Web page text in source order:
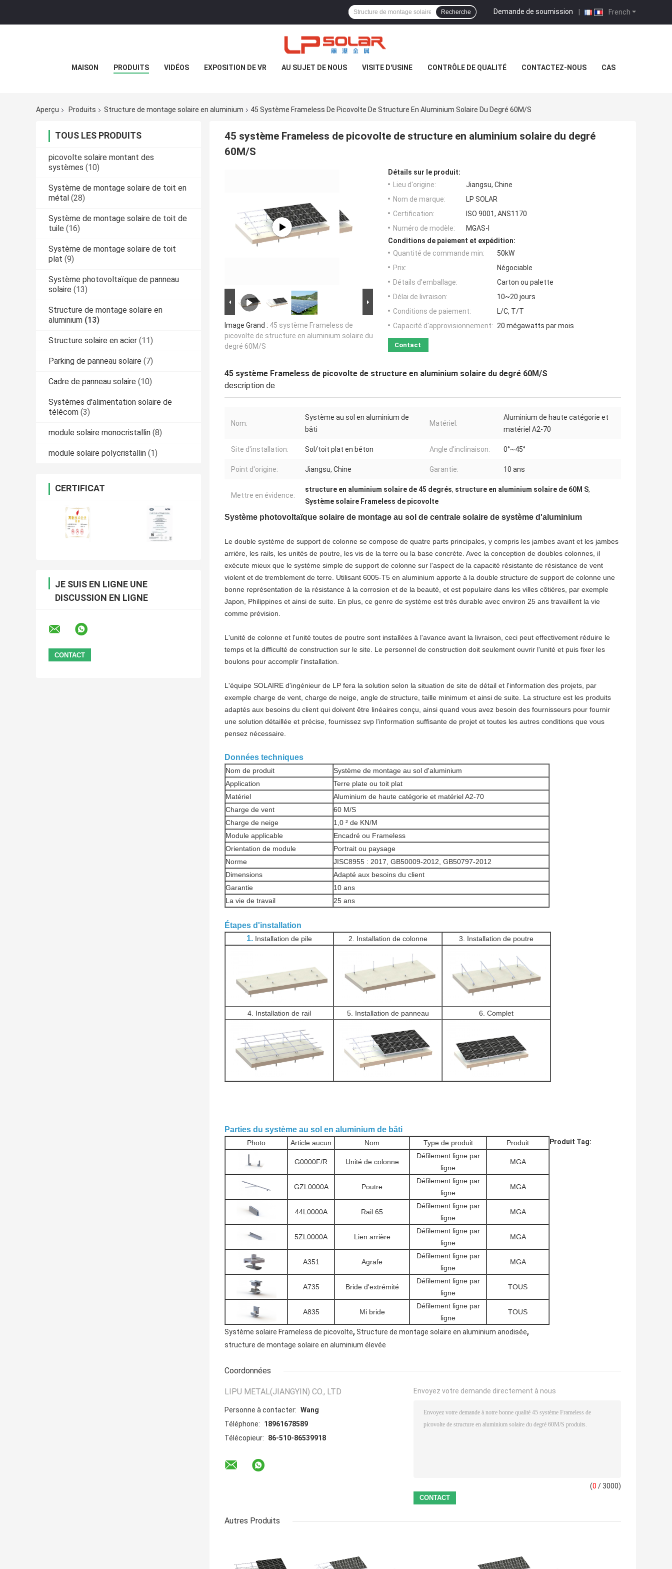
French
Demande de soumission |
Recherche
MAISON PRODUITS VIDÉOS EXPOSITION DE VR AU SUJET DE NOUS VISITE D'USINE CONTRÔLE DE QUALITÉ CONTACTEZ-NOUS CAS
Aperçu Produits Structure de montage solaire en aluminium 45 Système Frameless De Picovolte De Structure En Aluminium Solaire Du Degré 60M/S
TOUS LES PRODUITS
picovolte solaire montant des
systèmes (10)
Système de montage solaire de toit en
métal (28)
Système de montage solaire de toit de
tuile (16)
Système de montage solaire de toit
plat (9)
Système photovoltaïque de panneau
solaire (13)
Structure de montage solaire en
aluminium (13)
Structure solaire en acier (11)
Parking de panneau solaire (7)
Cadre de panneau solaire (10)
Systèmes d'alimentation solaire de
télécom (3)
module solaire monocristallin (8)
module solaire polycristallin (1)
CERTIFICAT
JE SUIS EN LIGNE UNE
DISCUSSION EN LIGNE
45 système Frameless de picovolte de structure en aluminium solaire du degré
60M/S
Image Grand : 45 système Frameless de
picovolte de structure en aluminium solaire du
degré 60M/S
Détails sur le produit:
Lieu d'origine:
Jiangsu, Chine
Nom de marque:
LP SOLAR
Certification:
ISO 9001, ANS1170
Numéro de modèle:
MGAS-I
Conditions de paiement et expédition:
Quantité de commande min:
50kW
Prix:
Négociable
Détails d'emballage:
Carton ou palette
Délai de livraison:
10~20 jours
Conditions de paiement:
L/C, T/T
Capacité d'approvisionnement: 20 mégawatts par mois
Contact
45 système Frameless de picovolte de structure en aluminium solaire du degré 60M/S
description de
Nom:
Système au sol en aluminium de
bâti
Matériel:
Aluminium de haute catégorie et
matériel A2-70
Site d'installation: Sol/toit plat en béton Angle d'inclinaison: 0°~45°
Point d'origine: Jiangsu, Chine Garantie: 10 ans
Mettre en évidence:
structure en aluminium solaire de 45 degrés, structure en aluminium solaire de 60M S,
Système solaire Frameless de picovolte
Système photovoltaïque solaire de montage au sol de centrale solaire de système d'aluminium
Le double système de support de colonne se compose de quatre parts principales, y compris les jambes avant et les jambes
arrière, les rails, les unités de poutre, les vis de la terre ou la base concrète. Avec la conception de doubles colonnes, il
exécute mieux que le système simple de support de colonne sur l'aspect de la capacité résistante de résistance de vent
violent et de tremblement de terre. Utilisant 6005-T5 en aluminium apporte à la double structure de support de colonne une
bonne représentation de la résistance à la corrosion et de la beauté, et est populaire dans les villes côtières, par exemple
Japon, Philippines et ainsi de suite. En plus, ce genre de système est très durable avec environ 25 ans travaillent la vie
comme prévision.
L'unité de colonne et l'unité toutes de poutre sont installées à l'avance avant la livraison, ceci peut effectivement réduire le
temps et la difficulté de construction sur le site. Le personnel de construction doit seulement ouvrir l'unité et puis fixer les
boulons pour accomplir l'installation.
L'équipe SOLAIRE d'ingénieur de LP fera la solution selon la situation de site de détail et l'information des projets, par
exemple charge de vent, charge de neige, angle de structure, taille minimum et ainsi de suite. La structure est les produits
adaptés aux besoins du client qui doivent être linéaires conçu, ainsi quand vous avez besoin des fournisseurs pour fournir
une solution détaillée et précise, fournissez svp l'information suffisante de projet et toutes les autres conditions que vous
pensez nécessaire.
Données techniques
Nom de produit
Système de montage au sol d'aluminium
Application
Terre plate ou toit plat
Matériel
Aluminium de haute catégorie et matériel A2-70
Charge de vent
60 M/S
Charge de neige
1,0 ² de KN/M
Module applicable
Encadré ou Frameless
Orientation de module
Portrait ou paysage
Norme
JISC8955 : 2017, GB50009-2012, GB50797-2012
Dimensions
Adapté aux besoins du client
Garantie
10 ans
La vie de travail
25 ans
Étapes d'installation
1. Installation de pile 2. Installation de colonne 3. Installation de poutre
4. Installation de rail 5. Installation de panneau 6. Complet
Parties du système au sol en aluminium de bâti
Photo Article aucun Nom Type de produit Produit
G0000F/R Unité de colonne
Défilement ligne par
ligne
MGA
GZL0000A Poutre
Défilement ligne par
ligne
MGA
44L0000A Rail 65
Défilement ligne par
ligne
MGA
5ZL0000A Lien arrière
Défilement ligne par
ligne
MGA
A351 Agrafe
Défilement ligne par
ligne
MGA
A735 Bride d'extrémité
Défilement ligne par
ligne
TOUS
A835 Mi bride
Défilement ligne par
ligne
TOUS
Produit Tag:
Système solaire Frameless de picovolte, Structure de montage solaire en aluminium anodisée,
structure de montage solaire en aluminium élevée
Coordonnées
LIPU METAL(JIANGYIN) CO., LTD
Personne à contacter: Wang
Téléphone:
18961678589
Télécopieur:
86-510-86539918
Envoyez votre demande directement à nous
(0 / 3000)
Autres Produits